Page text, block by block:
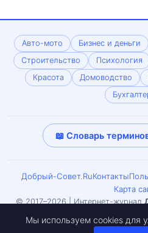
Авто-мото Бизнес и деньги
Строительство
Психология
Красота
Домоводство
📖 Словарь
Добрый-Совет.RuКонтакты
Карта
© 2017–2026 | Интернет-журнал
согласия редакции. Может
Мы используем cookies для